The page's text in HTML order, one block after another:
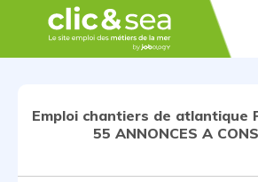
Emploi chantiers de atlantique
55 ANNONCES A